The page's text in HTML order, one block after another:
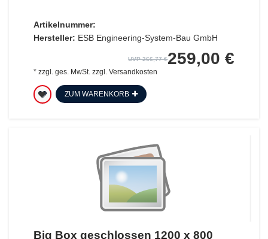
Artikelnummer:
Hersteller: ESB Engineering-System-Bau GmbH
UVP 266,77 €259,00 €
* zzgl. ges. MwSt.zzgl. Versandkosten
ZUM WARENKORB
Big Box geschlossen 1200 x 800